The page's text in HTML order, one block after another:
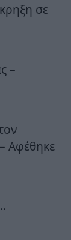
σε
–
Αφέθηκε